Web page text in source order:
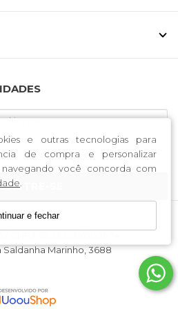
e outras tecnologias para
de compra e personalizar
você concorda com
e fechar
SE
Saldanha Marinho, 3688